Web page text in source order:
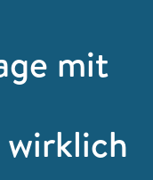
mit
wirklich